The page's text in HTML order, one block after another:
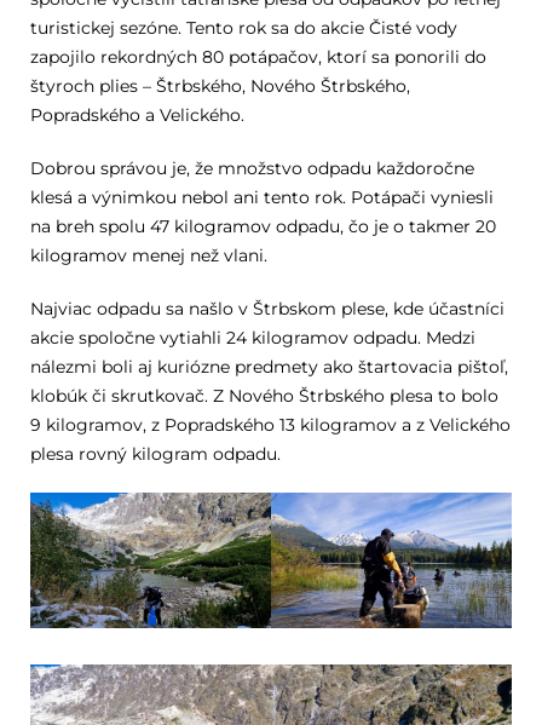
turistickej sezóne. Tento rok sa do akcie Čisté vody
zapojilo rekordných 80 potápačov, ktorí sa ponorili do
štyroch plies – Štrbského, Nového Štrbského,
Popradského a Velického.
Dobrou správou je, že množstvo odpadu každoročne
klesá a výnimkou nebol ani tento rok. Potápači vyniesli
na breh spolu 47 kilogramov odpadu, čo je o takmer 20
kilogramov menej než vlani.
Najviac odpadu sa našlo v Štrbskom plese, kde účastníci
akcie spoločne vytiahli 24 kilogramov odpadu. Medzi
nálezmi boli aj kuriózne predmety ako štartovacia pištoľ,
klobúk či skrutkovač. Z Nového Štrbského plesa to bolo
9 kilogramov, z Popradského 13 kilogramov a z Velického
plesa rovný kilogram odpadu.